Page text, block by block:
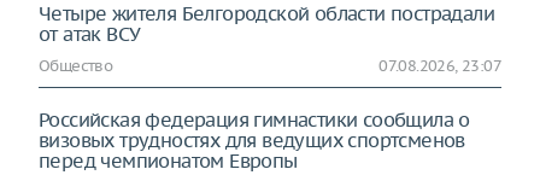
Четыре жителя Белгородской области пострадали
от атак ВСУ
Общество 07.08.2026, 23:07
Российская федерация гимнастики сообщила о
визовых трудностях для ведущих спортсменов
перед чемпионатом Европы